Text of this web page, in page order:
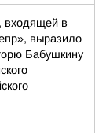
входящей в
выразило
Бабушкину